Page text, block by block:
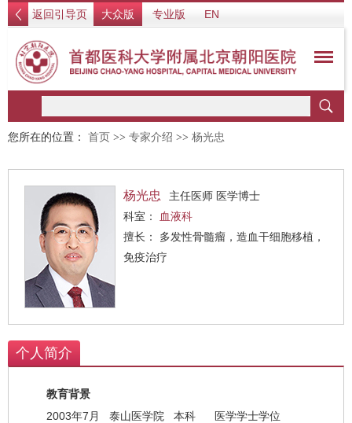
返回引导页 大众版 专业版 EN
您所在的位置： 首页 >> 专家介绍 >> 杨光忠
杨光忠
主任医师 医学博士
科室：
血液科
擅长： 多发性骨髓瘤，造血干细胞移植，
免疫治疗
个人简介
教育背景
2003年7月 泰山医学院 本科 医学学士学位